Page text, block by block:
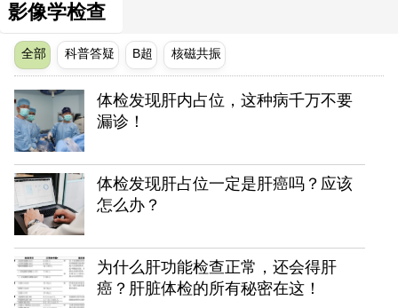
影像学检查
全部 科普答疑 B超 核磁共振
体检发现肝内占位，这种病千万不要
漏诊！
体检发现肝占位一定是肝癌吗？应该
怎么办？
为什么肝功能检查正常，还会得肝
癌？肝脏体检的所有秘密在这！